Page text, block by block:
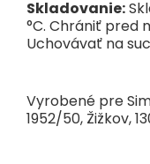
Skladovanie:
°C. Chrániť pred
Uchovávať na
Vyrobené pre
1952/50, Žižkov,